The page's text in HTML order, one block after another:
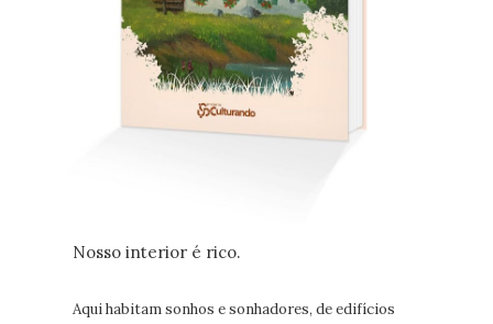
Nosso interior é rico.
Aqui habitam sonhos e sonhadores, de edifícios